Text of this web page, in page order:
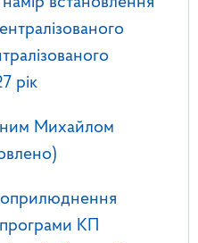
рік
Михайлом
програми КП